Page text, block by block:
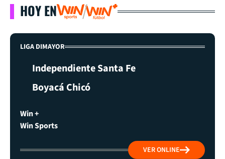
HOY EN
LIGA DIMAYOR
Independiente Santa Fe
Boyacá Chicó
Win +
Win Sports
VER ONLINE